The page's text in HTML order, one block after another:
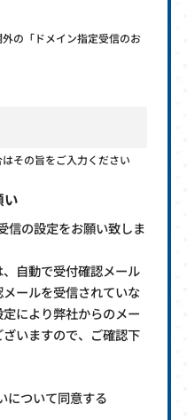
の「ドメイン指定受信のお
その旨をご入力ください
い
の設定をお願い致しま
自動で受付確認メール
ールを受信されていな
により弊社からのメー
いますので、ご確認下
について同意する